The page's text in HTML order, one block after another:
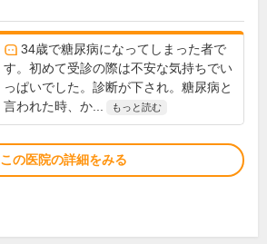
34歳で糖尿病になってしまった者で
す。初めて受診の際は不安な気持ちでい
っぱいでした。診断が下され。糖尿病と
言われた時、か...
もっと読む
この医院の詳細をみる